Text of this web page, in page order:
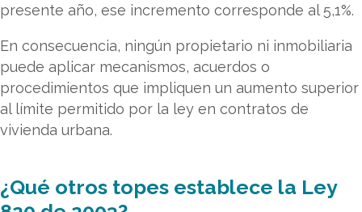
presente año, ese incremento corresponde al 5,1%.
En consecuencia, ningún propietario ni inmobiliaria
puede aplicar mecanismos, acuerdos o
procedimientos que impliquen un aumento superior
al límite permitido por la ley en contratos de
vivienda urbana.
¿Qué otros topes establece la Ley